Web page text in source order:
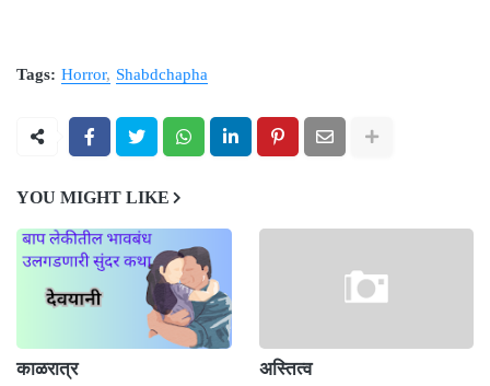
Tags: Horror Shabdchapha
YOU MIGHT LIKE
काळरात्र अस्तित्व